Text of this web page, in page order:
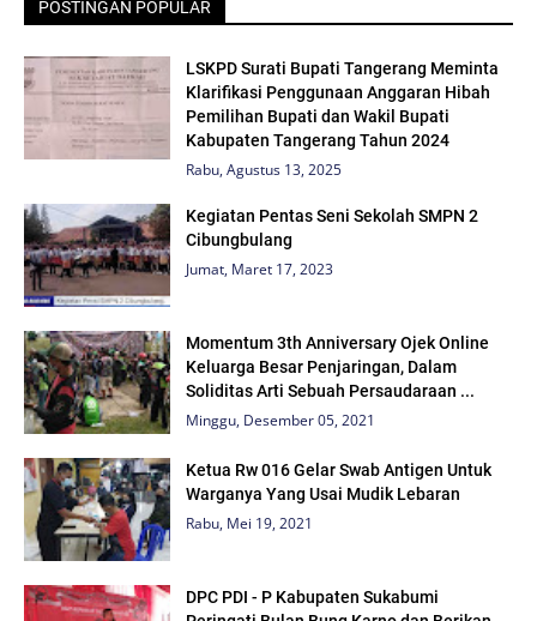
POSTINGAN POPULAR
LSKPD Surati Bupati Tangerang Meminta
Klarifikasi Penggunaan Anggaran Hibah
Pemilihan Bupati dan Wakil Bupati
Kabupaten Tangerang Tahun 2024
Rabu, Agustus 13, 2025
Kegiatan Pentas Seni Sekolah SMPN 2
Cibungbulang
Jumat, Maret 17, 2023
Momentum 3th Anniversary Ojek Online
Keluarga Besar Penjaringan, Dalam
Soliditas Arti Sebuah Persaudaraan ...
Minggu, Desember 05, 2021
Ketua Rw 016 Gelar Swab Antigen Untuk
Warganya Yang Usai Mudik Lebaran
Rabu, Mei 19, 2021
DPC PDI - P Kabupaten Sukabumi